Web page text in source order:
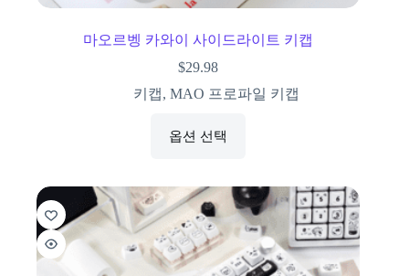
마오르벵 카와이 사이드라이트 키캡
$29.98
키캡,MAO 프로파일 키캡
옵션 선택